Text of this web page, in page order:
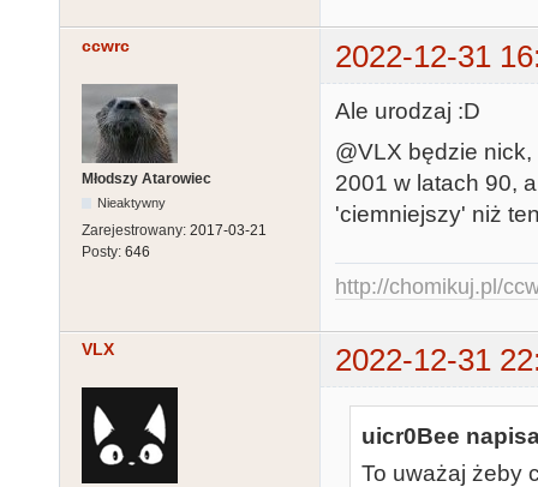
ccwrc 2022-12-31
Młodszy Atarowiec
Nieaktywny
Zarejestrowany: 2017-03-21
Posty: 646
Ale urodzaj :D
@VLX będzie
2001 w latach 90,
'ciemniejszy' niż
http://chomikuj.pl/
VLX 2022-12-31
uicr0Bee
To uważaj żeby